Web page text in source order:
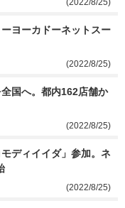
(2022/8/25)
ヨーカドーネットスー
(2022/8/25)
国へ。都内162店舗か
(2022/8/25)
ディイイダ」参加。ネ
(2022/8/25)